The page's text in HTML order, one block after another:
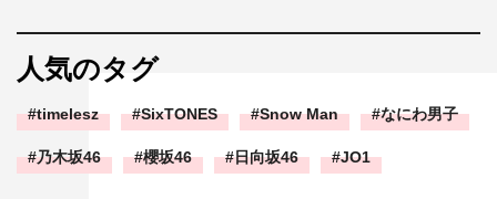
人気のタグ
timelesz SixTONES Snow Man なにわ男子
乃木坂46 櫻坂46 日向坂46 JO1